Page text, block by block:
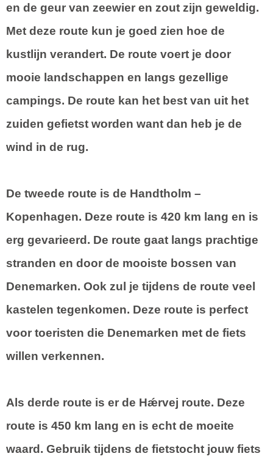
en de geur van zeewier en zout zijn geweldig.
Met deze route kun je goed zien hoe de
kustlijn verandert. De route voert je door
mooie landschappen en langs gezellige
campings. De route kan het best van uit het
zuiden gefietst worden want dan heb je de
wind in de rug.
De tweede route is de Handtholm –
Kopenhagen. Deze route is 420 km lang en is
erg gevarieerd. De route gaat langs prachtige
stranden en door de mooiste bossen van
Denemarken. Ook zul je tijdens de route veel
kastelen tegenkomen. Deze route is perfect
voor toeristen die Denemarken met de fiets
willen verkennen.
Als derde route is er de Hǽrvej route. Deze
route is 450 km lang en is echt de moeite
waard. Gebruik tijdens de fietstocht jouw fiets